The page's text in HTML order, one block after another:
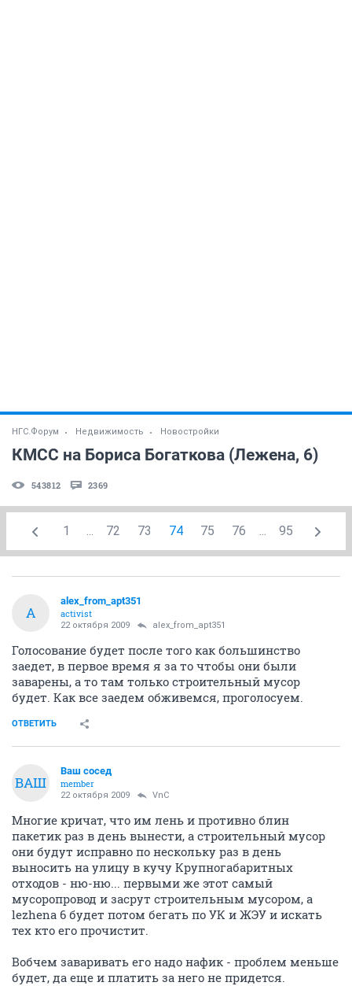
НГС.Форум Недвижимость Новостройки
КМСС на Бориса Богаткова (Лежена, 6)
543812 2369
1 ... 72 73 74 75 76 ... 95
A
alex_from_apt351
activist
22 октября 2009 alex_from_apt351
Голосование будет после того как большинство
заедет, в первое время я за то чтобы они были
заварены, а то там только строительный мусор
будет. Как все заедем обживемся, проголосуем.
ОТВЕТИТЬ
ВАШ
Ваш сосед
member
22 октября 2009 VnC
Многие кричат, что им лень и противно блин
пакетик раз в день вынести, а строительный мусор
они будут исправно по нескольку раз в день
выносить на улицу в кучу Крупногабаритных
отходов - ню-ню... первыми же этот самый
мусоропровод и засрут строительным мусором, а
lezhena 6 будет потом бегать по УК и ЖЭУ и искать
тех кто его прочистит.
Вобчем заваривать его надо нафик - проблем меньше
будет, да еще и платить за него не придется.